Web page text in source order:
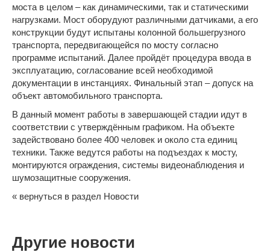
моста в целом – как динамическими, так и статическими
нагрузками. Мост оборудуют различными датчиками, а его
конструкции будут испытаны колонной большегрузного
транспорта, передвигающейся по мосту согласно
программе испытаний. Далее пройдёт процедура ввода в
эксплуатацию, согласование всей необходимой
документации в инстанциях. Финальный этап – допуск на
объект автомобильного транспорта.
В данный момент работы в завершающей стадии идут в
соответствии с утверждённым графиком. На объекте
задействовано более 400 человек и около ста единиц
техники. Также ведутся работы на подъездах к мосту,
монтируются ограждения, системы видеонаблюдения и
шумозащитные сооружения.
« вернуться в раздел Новости
Другие новости